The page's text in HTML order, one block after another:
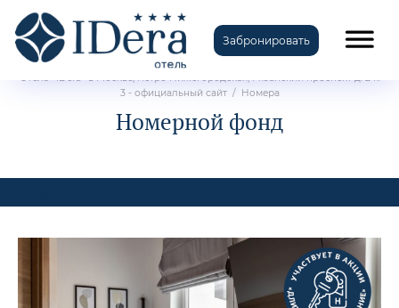
Забронировать
Отель «IDera» в Москве, метро Нижегородская, Рязанский проспект д. 2 к.
3 - официальный сайт/ Номера
Номерной фонд